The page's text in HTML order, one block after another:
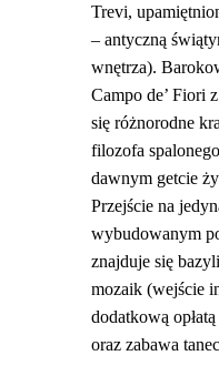
Trevi,
– antyczną
wnętrza).
Campo de’ Fiori
się różnorodne
filozofa
dawnym getcie
Przejście na
wybudowanym
znajduje się
mozaik (wejście
dodatkową
oraz zabawa